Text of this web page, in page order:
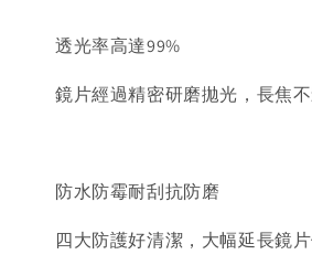
透光率高達99%
鏡片經過精密研磨拋光，長焦
防水防霉耐刮抗防磨
四大防護好清潔，大幅延長鏡片